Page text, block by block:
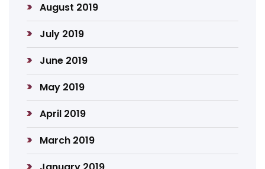
August 2019
July 2019
June 2019
May 2019
April 2019
March 2019